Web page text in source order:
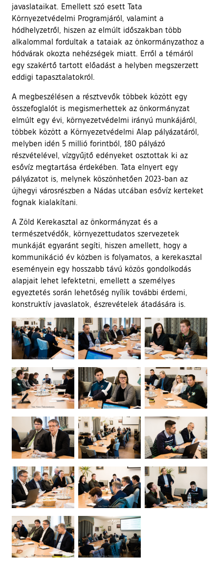
javaslataikat. Emellett szó esett Tata
Környezetvédelmi Programjáról, valamint a
hódhelyzetről, hiszen az elmúlt időszakban több
alkalommal fordultak a tataiak az önkormányzathoz a
hódvárak okozta nehézségek miatt. Erről a témáról
egy szakértő tartott előadást a helyben megszerzett
eddigi tapasztalatokról.
A megbeszélésen a résztvevők többek között egy
összefoglalót is megismerhettek az önkormányzat
elmúlt egy évi, környezetvédelmi irányú munkájáról,
többek között a Környezetvédelmi Alap pályázatáról,
melyben idén 5 millió forintból, 180 pályázó
részvételével, vízgyűjtő edényeket osztottak ki az
esővíz megtartása érdekében. Tata elnyert egy
pályázatot is, melynek köszönhetően 2023-ban az
újhegyi városrészben a Nádas utcában esővíz kerteket
fognak kialakítani.
A Zöld Kerekasztal az önkormányzat és a
természetvédők, környezettudatos szervezetek
munkáját egyaránt segíti, hiszen amellett, hogy a
kommunikáció év közben is folyamatos, a kerekasztal
eseményein egy hosszabb távú közös gondolkodás
alapjait lehet lefektetni, emellett a személyes
egyeztetés során lehetőség nyílik további érdemi,
konstruktív javaslatok, észrevételek átadására is.
Ugrás a galéria utánra